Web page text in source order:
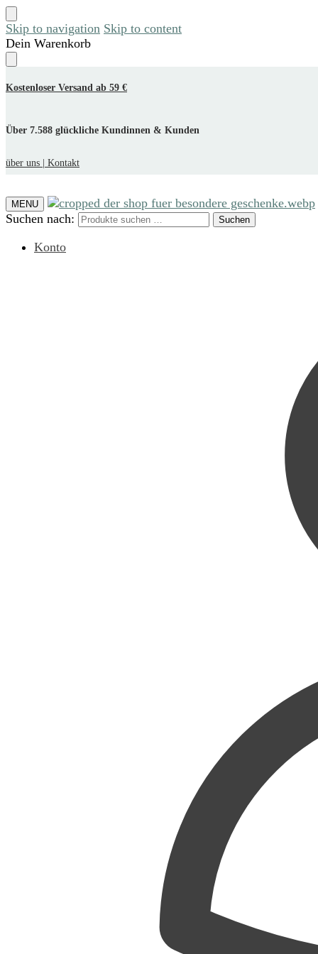
Skip to navigation Skip to content
Dein Warenkorb
Kostenloser Versand ab 59 €
Über 7.588 glückliche Kundinnen & Kunden
über uns | Kontakt
MENU
Suchen nach: Suchen
Konto